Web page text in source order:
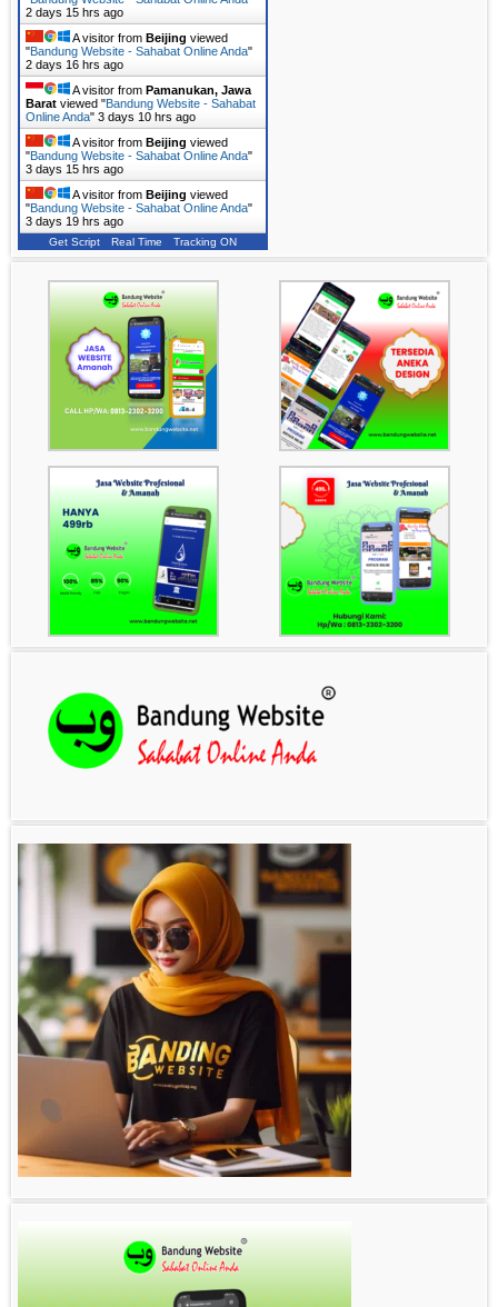
2 days 15 hrs ago
A visitor from Beijing viewed
"Bandung Website - Sahabat Online Anda"
2 days 16 hrs ago
A visitor from Pamanukan, Jawa
Barat viewed "Bandung Website - Sahabat
Online Anda" 3 days 10 hrs ago
A visitor from Beijing viewed
"Bandung Website - Sahabat Online Anda"
3 days 15 hrs ago
A visitor from Beijing viewed
"Bandung Website - Sahabat Online Anda"
3 days 19 hrs ago
Get Script Real Time Tracking ON